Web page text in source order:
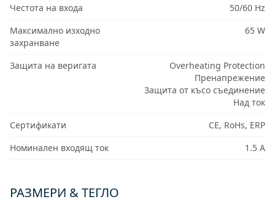
Честота на входа
50/60 Hz
Максимално изходно
захранване
65 W
Защита на веригата
Overheating Protection
Пренапрежение
Защита от късо съединение
Над ток
Сертификати
CE, RoHs, ERP
Номинален входящ ток
1.5 A
РАЗМЕРИ & ТЕГЛО